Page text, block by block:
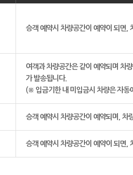
승객 예약시 차량공간이 예약이 되면,
여객과 차량공간은 같이 예약되며 차
가 발송됩니다.
(※ 입금기한 내 미입금시 차량은 자동
승객 예약시 차량공간이 예약되며, 차
승객 예약시 차량공간이 예약이 되면,